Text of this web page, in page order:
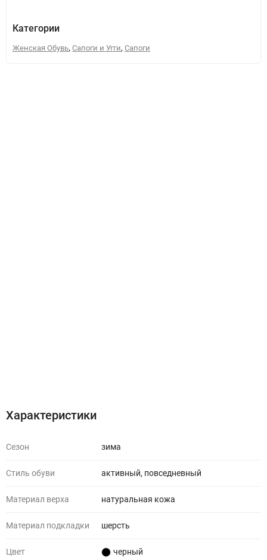
Категории
Женская Обувь, Сапоги и Угги, Сапоги
Характеристики
Сезон зима
Стиль обуви активный, повседневный
Материал верха натуральная кожа
Материал подкладки шерсть
Цвет черный